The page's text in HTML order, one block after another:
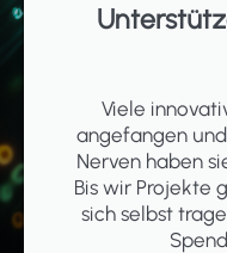
Viele
angefangen
Nerven haben
Bis wir Projekte
sich selbst